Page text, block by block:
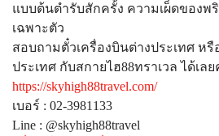
แบบต้นตำรับสักครั้ง ความเผ็ดของ
เฉพาะตัว
สอบถามตั๋วเครื่องบินต่างประเทศ ห
ประเทศ กับสกายไฮ88ทราเวล ได้เลย
https://skyhigh88travel.com/
เบอร์ : 02-3981133
Line : @skyhigh88travel